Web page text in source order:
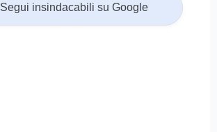
Segui insindacabili su Google